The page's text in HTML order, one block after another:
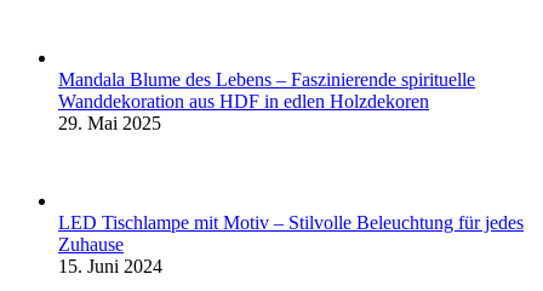
Mandala Blume des Lebens – Faszinierende spirituelle
Wanddekoration aus HDF in edlen Holzdekoren
29. Mai 2025
LED Tischlampe mit Motiv – Stilvolle Beleuchtung für jedes
Zuhause
15. Juni 2024